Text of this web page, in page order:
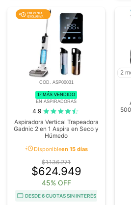
COD. ASP00031
1º MÁS VENDIDO
EN ASPIRADORAS
4.9
Aspiradora Vertical Trapeadora
Gadnic 2 en 1 Aspira en Seco y
Húmedo
acuteDisponibleen 15 días
$1.136.271
$624.949
45% OFF
DESDE 6 CUOTAS SIN INTERÉS
2